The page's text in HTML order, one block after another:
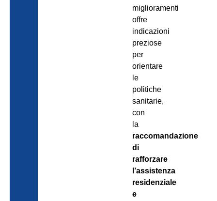
miglioramenti
offre
indicazioni
preziose
per
orientare
le
politiche
sanitarie,
con
la
raccomandazione
di
rafforzare
l’assistenza
residenziale
e